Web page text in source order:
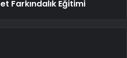
Farkındalık Eğitimi